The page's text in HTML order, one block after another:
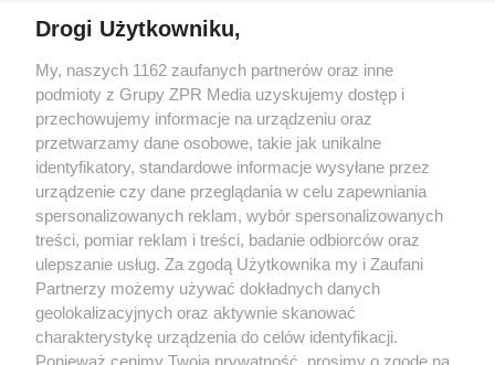
Żaden utwór zamieszczony w serwisie nie może być powielany i
rozpowszechniany lub dalej rozpowszechniany w jakikolwiek sposób (w
tym także elektroniczny lub mechaniczny) na jakimkolwiek polu
eksploatacji w jakiejkolwiek formie, włącznie z umieszczaniem w Internecie
bez pisemnej zgody właściciela praw. Jakiekolwiek użycie lub
wykorzystanie utworów w całości lub w części z naruszeniem prawa, tzn.
bez właściwej zgody, jest zabronione pod groźbą kary i może być ścigane
prawnie.
O nas
Drogi Użytkowniku,
My, naszych 1162 zaufanych partnerów oraz inne
podmioty z Grupy ZPR Media uzyskujemy dostęp i
przechowujemy informacje na urządzeniu oraz
przetwarzamy dane osobowe, takie jak unikalne
identyfikatory, standardowe informacje wysyłane przez
urządzenie czy dane przeglądania w celu zapewniania
spersonalizowanych reklam, wybór spersonalizowanych
treści, pomiar reklam i treści, badanie odbiorców oraz
ulepszanie usług. Za zgodą Użytkownika my i Zaufani
Partnerzy możemy używać dokładnych danych
geolokalizacyjnych oraz aktywnie skanować
charakterystykę urządzenia do celów identyfikacji.
Ponieważ cenimy Twoją prywatność, prosimy o zgodę na